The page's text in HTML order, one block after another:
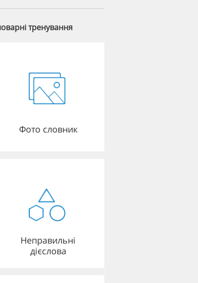
тренування
Фото словник
Неправильні
дієслова